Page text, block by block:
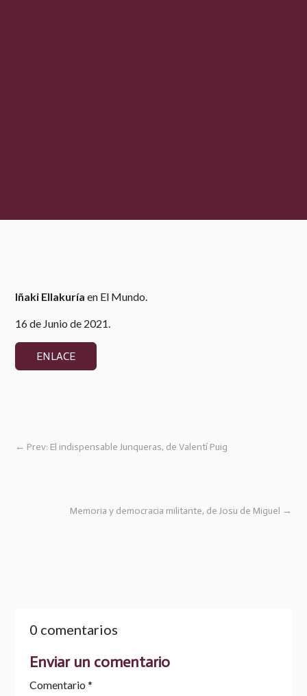
Iñaki Ellakuríaen El Mundo.
16 de Junio de 2021.
ENLACE
← Prev: El indispensable Junqueras, de Valentí Puig
Memoria y democracia militante, de Josu de Miguel →
0 comentarios
Enviar un comentario
Comentario *